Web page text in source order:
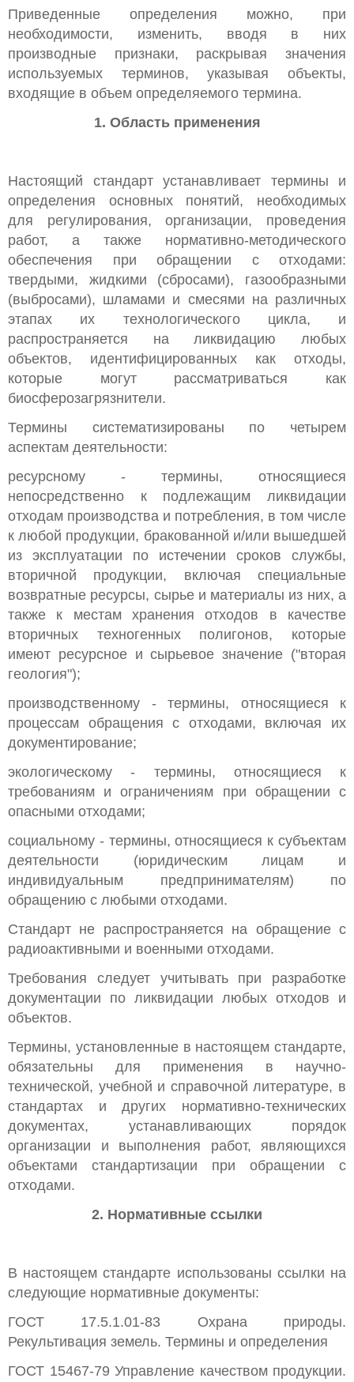
Приведенные определения можно, при
необходимости, изменить, вводя в них
производные признаки, раскрывая значения
используемых терминов, указывая объекты,
входящие в объем определяемого термина.
1. Область применения
Настоящий стандарт устанавливает термины и
определения основных понятий, необходимых
для регулирования, организации, проведения
работ, а также нормативно-методического
обеспечения при обращении с отходами:
твердыми, жидкими (сбросами), газообразными
(выбросами), шламами и смесями на различных
этапах их технологического цикла, и
распространяется на ликвидацию любых
объектов, идентифицированных как отходы,
которые могут рассматриваться как
биосферозагрязнители.
Термины систематизированы по четырем
аспектам деятельности:
ресурсному - термины, относящиеся
непосредственно к подлежащим ликвидации
отходам производства и потребления, в том числе
к любой продукции, бракованной и/или вышедшей
из эксплуатации по истечении сроков службы,
вторичной продукции, включая специальные
возвратные ресурсы, сырье и материалы из них, а
также к местам хранения отходов в качестве
вторичных техногенных полигонов, которые
имеют ресурсное и сырьевое значение ("вторая
геология");
производственному - термины, относящиеся к
процессам обращения с отходами, включая их
документирование;
экологическому - термины, относящиеся к
требованиям и ограничениям при обращении с
опасными отходами;
социальному - термины, относящиеся к субъектам
деятельности (юридическим лицам и
индивидуальным предпринимателям) по
обращению с любыми отходами.
Стандарт не распространяется на обращение с
радиоактивными и военными отходами.
Требования следует учитывать при разработке
документации по ликвидации любых отходов и
объектов.
Термины, установленные в настоящем стандарте,
обязательны для применения в научно-
технической, учебной и справочной литературе, в
стандартах и других нормативно-технических
документах, устанавливающих порядок
организации и выполнения работ, являющихся
объектами стандартизации при обращении с
отходами.
2. Нормативные ссылки
В настоящем стандарте использованы ссылки на
следующие нормативные документы:
ГОСТ 17.5.1.01-83 Охрана природы.
Рекультивация земель. Термины и определения
ГОСТ 15467-79 Управление качеством продукции.